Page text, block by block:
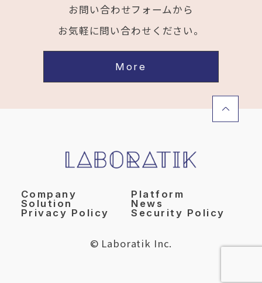
お問い合わせフォームから
お気軽に問い合わせください。
More
Company
Platform
Solution
News
Privacy Policy
Security Policy
© Laboratik Inc.